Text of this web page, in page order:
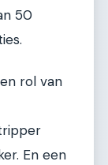
50
rol van
En een